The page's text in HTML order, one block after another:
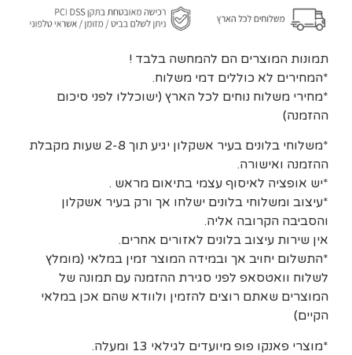
תמונות המוצרים הם להמחשה בלבד !
*המחירים לא כוללים דמי משלוח.
*מחירי משלוח נוחים לכל הארץ (ישוכללו לפני סיכום
ההזמנה)
*משלוחי בלונים בעיר אשקלון יגיע תוך 2-8 שעות מקבלת
ההזמנה ואישורה.
*יש אופציה לאיסוף עצמי בתיאום מראש .
*עיצוב ומשלוחי בלונים ישלחו אך ורק בעיר אשקלון
והסביבה הקרובה אליה.
אין שירות עיצוב בלונים לאזורים אחרים.
*התשלום יחויב אך ובמידה המוצר זמין במלאי (מומלץ
לשלוח וואטסאפ לפני סגירת ההזמנה עם תמונה של
המוצרים שאתם רוצים להזמין ולוודא שהם אכן במלאי
הקיים)
*מוצרי פאנקו פופ מיועדים לגילאי 13 ומעלה.